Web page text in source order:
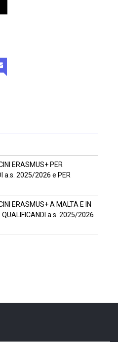
ERASMUS+ PER
a.s. 2025/2026 e PER
ERASMUS+ A MALTA E IN
QUALIFICANDI a.s. 2025/2026